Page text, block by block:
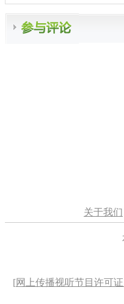
关于我们
[网上传播视听节目许可证